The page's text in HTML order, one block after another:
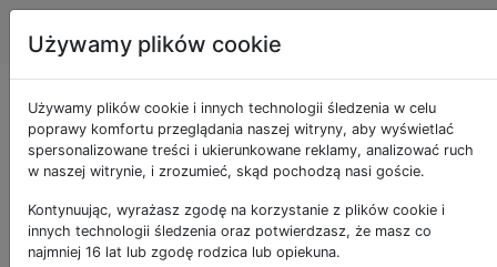
Android Tagi
Co to jest aplikacja
SNS?
11
Używam Samsunga Galaxy I551 z Androidem
Używamy plików cookie
Używamy plików cookie i innych technologii śledzenia w celu
poprawy komfortu przeglądania naszej witryny, aby wyświetlać
spersonalizowane treści i ukierunkowane reklamy, analizować ruch
w naszej witrynie, i zrozumieć, skąd pochodzą nasi goście.
Kontynuując, wyrażasz zgodę na korzystanie z plików cookie i
innych technologii śledzenia oraz potwierdzasz, że masz co
najmniej 16 lat lub zgodę rodzica lub opiekuna.